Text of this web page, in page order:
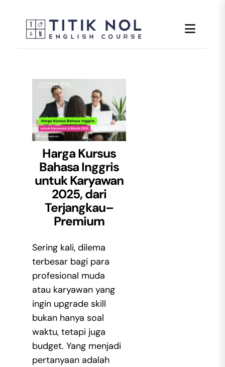
content
Harga Kursus
Bahasa Inggris
untuk Karyawan
2025, dari
Terjangkau–
Premium
Sering kali, dilema
terbesar bagi para
profesional muda
atau karyawan yang
ingin upgrade skill
bukan hanya soal
waktu, tetapi juga
budget. Yang menjadi
pertanyaan adalah